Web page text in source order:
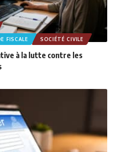
FISCALE
SOCIÉTÉ CIVILE
à la lutte contre les